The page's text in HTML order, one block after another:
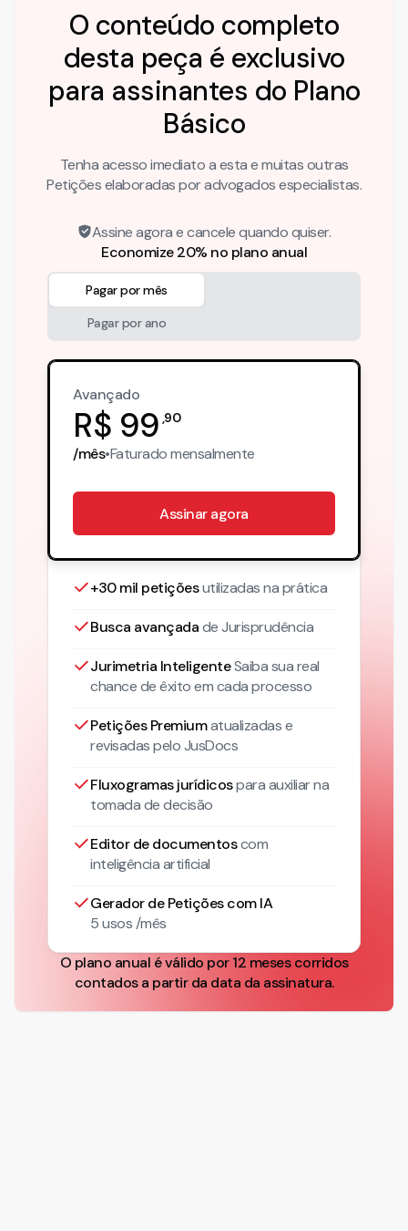
O conteúdo completo
desta peça é exclusivo
para assinantes do Plano
Básico
Tenha acesso imediato a esta e muitas outras
Petições elaboradas por advogados especialistas.
Assine agora e cancele quando quiser.
Economize 20% no plano anual
Pagar por mês
Pagar por ano
Avançado
R$ 99 ,90
/mês•Faturadomensalmente
Assinar agora
+30 mil petiçõesutilizadas na prática
Busca avançadade Jurisprudência
Jurimetria InteligenteSaiba sua real
chance de êxito em cada processo
Petições Premiumatualizadase
revisadas pelo JusDocs
Fluxogramas jurídicospara auxiliar na
tomada de decisão
Editor de documentoscom
inteligência artificial
Gerador de Petições com IA
5 usos /mês
O plano anual é válido por 12 meses corridos
contados a partir da data da assinatura.